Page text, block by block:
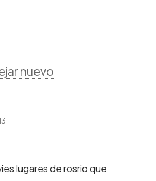
nuevo
lugares de rosrio que